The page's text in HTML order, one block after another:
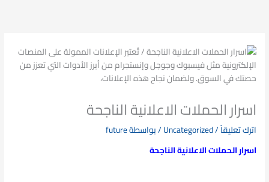
اسرار الحملات الاعلانية الناجحة
اترك تعليقاً/
Uncategorized/ بواسطةfuture
اسرار الحملات الاعلانية الناجحة